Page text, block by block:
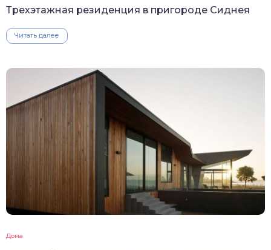
Трехэтажная резиденция в пригороде Сиднея
Читать далее
Дома